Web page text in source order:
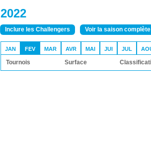
2022
Inclure les Challengers Voir la saison complète
JAN FEV MAR AVR MAI JUI JUL
Tournois Surface